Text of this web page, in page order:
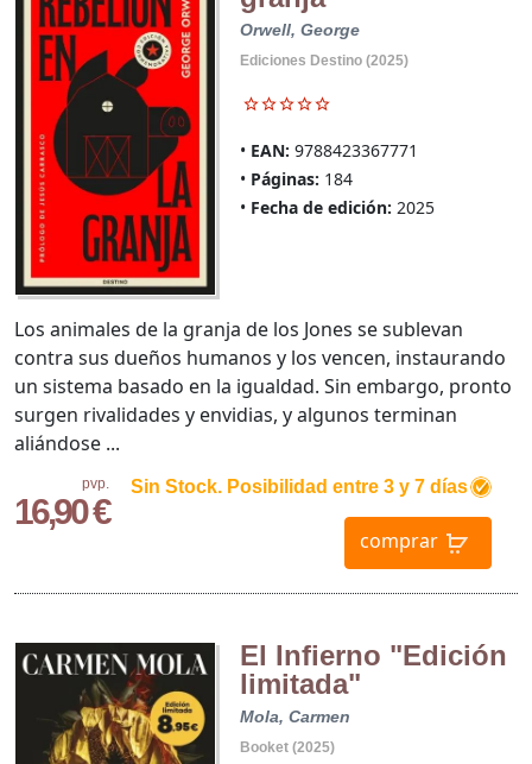
Orwell, George
Ediciones Destino (2025)
EAN: 9788423367771
Páginas: 184
Fecha de edición: 2025
pvp.
16,90 €
Sin Stock. Posibilidad entre 3 y 7 días
comprar
Los animales de la granja de los Jones se sublevan
contra sus dueños humanos y los vencen, instaurando
un sistema basado en la igualdad. Sin embargo, pronto
surgen rivalidades y envidias, y algunos terminan
aliándose ...
El Infierno "Edición
limitada"
Mola, Carmen
Booket (2025)